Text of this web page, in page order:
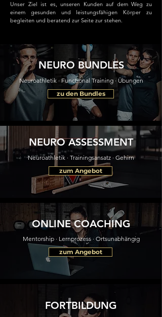
Unser Ziel ist es, unseren Kunden auf dem Weg zu
einem gesunden und leistungsfähigen Körper zu
begleiten und beratend zur Seite zur stehen.
NEURO BUNDLES
Neuroathletik · Functional Training · Übungen
zu den Bundles
NEURO ASSESSMENT
Neuroathletik · Trainingsansatz · Gehirn
zum Angebot
ONLINE COACHING
Mentorship · Lernprozess · Ortsunabhängig
zum Angebot
FORTBILDUNG